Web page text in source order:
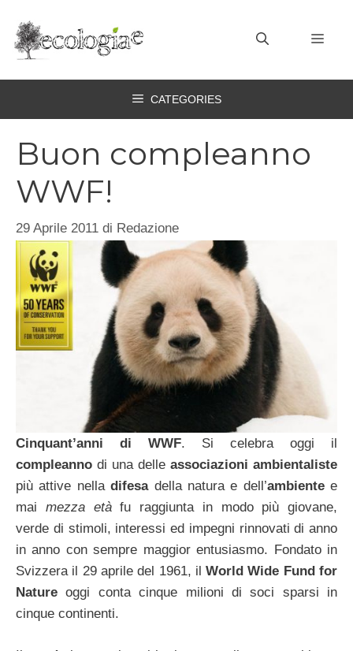
contenuto
CATEGORIES
Buon compleanno
WWF!
29 Aprile 2011 di Redazione
Cinquant’anni di WWF. Si celebra oggi il
compleanno di una delle associazioni ambientaliste
più attive nelladifesadella natura e dell’ambientee
mai mezza etàfu raggiunta in modo più giovane,
verde di stimoli, interessi ed impegni rinnovati di anno
in anno con sempre maggior entusiasmo. Fondato in
Svizzera il 29 aprile del 1961, ilWorld Wide Fund for
Nature oggi conta cinque milioni di soci sparsi in
cinque continenti.